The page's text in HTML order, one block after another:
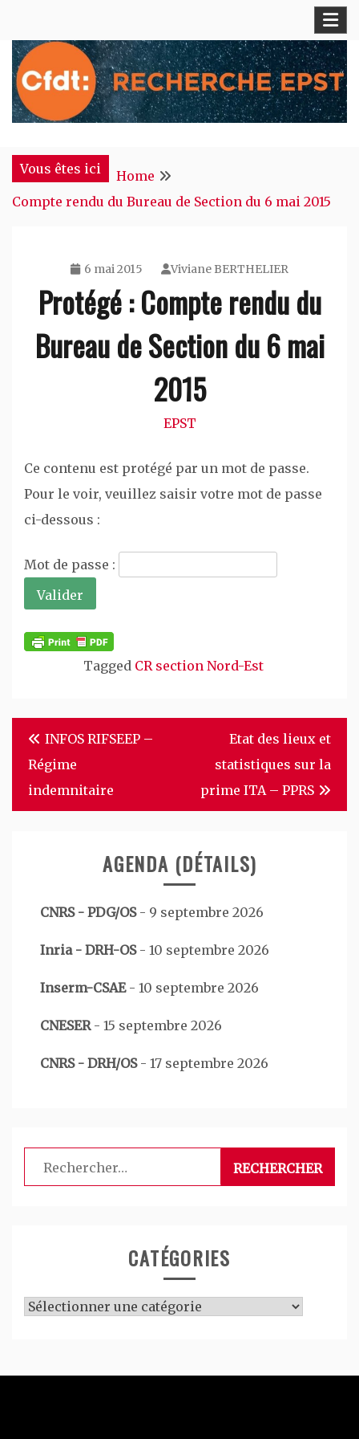
content
CFDT Recherche EPST
Vous êtes ici
Home
Compte rendu du Bureau de Section du 6 mai 2015
6 mai 2015 Viviane BERTHELIER
Protégé : Compte rendu du
Bureau de Section du 6 mai
2015
EPST
Ce contenu est protégé par un mot de passe.
Pour le voir, veuillez saisir votre mot de passe
ci-dessous :
Mot de passe :
Tagged CR section Nord-Est
Navigation
l’article
INFOS RIFSEEP –
Régime
indemnitaire
Etat des lieux et
statistiques sur la
prime ITA – PPRS
AGENDA (DÉTAILS)
CNRS - PDG/OS- 9 septembre 2026
Inria - DRH-OS- 10 septembre 2026
Inserm-CSAE- 10 septembre 2026
CNESER- 15 septembre 2026
CNRS - DRH/OS- 17 septembre 2026
Rechercher :
CATÉGORIES
Catégories